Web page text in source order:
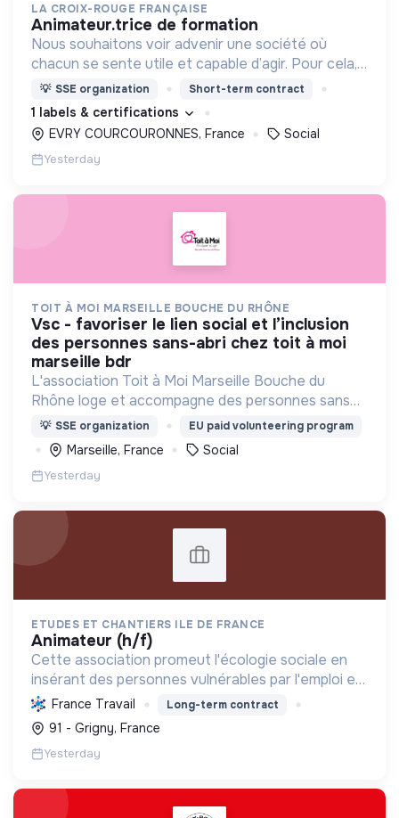
LA CROIX-ROUGE FRANÇAISE
animateur.trice de formation
Nous souhaitons voir advenir une société où
chacun se sente utile et capable d’agir. Pour cela,
nous proposons des moyens et des lieux
d’engagement innovants et adaptés à tous.
💡 SSE organization Short-term contract
1 labels & certifications
EVRY COURCOURONNES, France
Social
Yesterday
TOIT À MOI MARSEILLE BOUCHE DU RHÔNE
vsc - favoriser le lien social et l’inclusion
des personnes sans-abri chez toit à moi
marseille bdr
L'association Toit à Moi Marseille Bouche du
Rhône loge et accompagne des personnes sans
abris vers un avenir sans rue.
💡 SSE organization EU paid volunteering program
Marseille, France Social
Yesterday
ETUDES ET CHANTIERS ILE DE FRANCE
animateur (h/f)
Cette association promeut l'écologie sociale en
insérant des personnes vulnérables par l'emploi et
des projets d'intérêt collectif, améliorant le cadre
de vie et formant aux métiers verts, pour une tr...
France Travail Long-term contract
91 - Grigny, France
Yesterday